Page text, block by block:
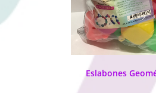
Eslabones